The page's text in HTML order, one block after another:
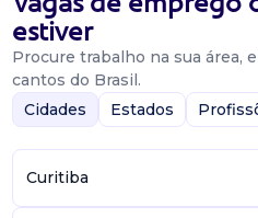
estiver
Procure trabalho na sua área,
cantos do Brasil.
Cidades
Estados
Curitiba